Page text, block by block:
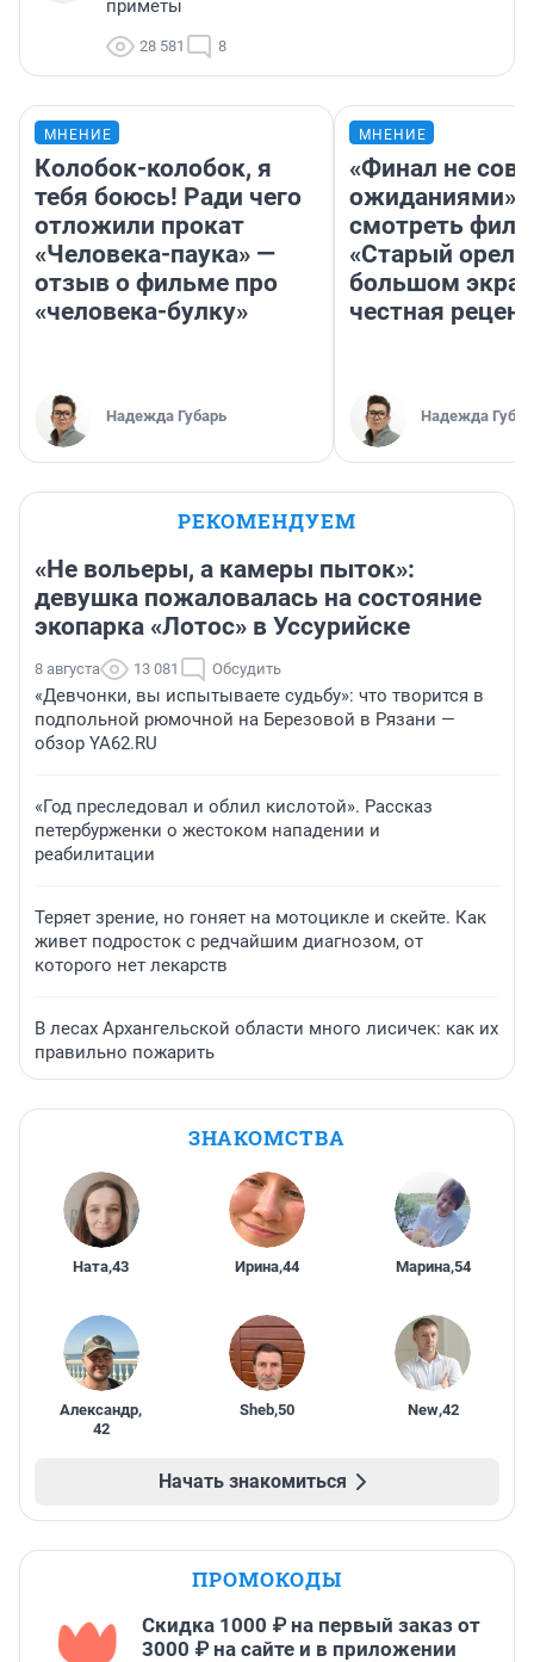
приметы
28 581 8
МНЕНИЕ
Колобок-колобок, я
тебя боюсь! Ради чего
отложили прокат
«Человека-паука» —
отзыв о фильме про
«человека-булку»
Надежда Губарь
МНЕНИЕ
«Финал не
ожиданиями»:
смотреть
«Старый орел»
большом
честная
Надежда
РЕКОМЕНДУЕМ
«Не вольеры, а камеры пыток»:
девушка пожаловалась на состояние
экопарка «Лотос» в Уссурийске
8 августа 13 081 Обсудить
«Девчонки, вы испытываете судьбу»: что творится в
подпольной рюмочной на Березовой в Рязани —
обзор YA62.RU
«Год преследовал и облил кислотой». Рассказ
петербурженки о жестоком нападении и
реабилитации
Теряет зрение, но гоняет на мотоцикле и скейте. Как
живет подросток с редчайшим диагнозом, от
которого нет лекарств
В лесах Архангельской области много лисичек: как их
правильно пожарить
ЗНАКОМСТВА
Ната,43 Ирина,44 Марина,54
Александр,
42
Sheb,50 New,42
Начать знакомиться
ПРОМОКОДЫ
Скидка 1000 ₽ на первый заказ от
3000 ₽ на сайте и в приложении